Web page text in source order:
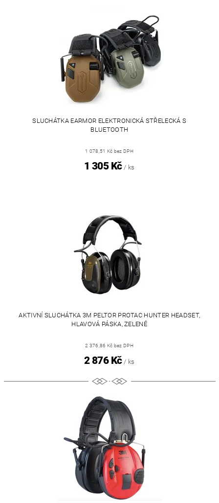
SLUCHÁTKA EARMOR ELEKTRONICKÁ STŘELECKÁ S
BLUETOOTH
1 078,51 Kč bez DPH
1 305 Kč / ks
AKTIVNÍ SLUCHÁTKA 3M PELTOR PROTAC HUNTER HEADSET,
HLAVOVÁ PÁSKA, ZELENÉ
2 376,86 Kč bez DPH
2 876 Kč / ks